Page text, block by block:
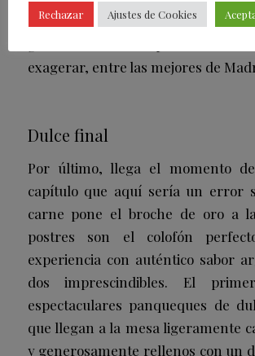
consejo: no dejes de pedir
exagerar, entre las mejores de
Dulce final
Por último, llega el momento
capítulo que aquí sería un error
carne pone el broche de oro a
postres son el colofón
experiencia con auténtico sabor
dos imprescindibles. El
espectaculares panqueques de
que llegan a la mesa ligeramente
y generosamente rellenos con un
Rechazar Ajustes de Cookies